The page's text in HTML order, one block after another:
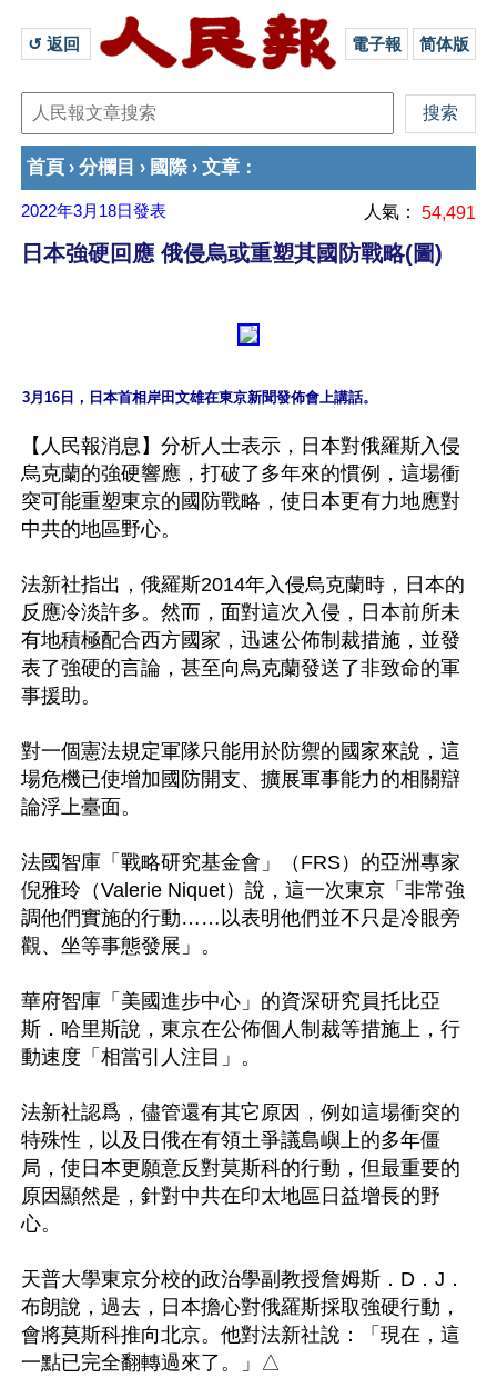
↺ 返回 電子報 简体版
首頁 › 分欄目 › 國際› 文章 ：
2022年3月18日發表 人氣： 54,491
日本強硬回應 俄侵烏或重塑其國防戰略(圖)
【人民報消息】分析人士表示，日本對俄羅斯入侵
烏克蘭的強硬響應，打破了多年來的慣例，這場衝
突可能重塑東京的國防戰略，使日本更有力地應對
中共的地區野心。
法新社指出，俄羅斯2014年入侵烏克蘭時，日本的
反應冷淡許多。然而，面對這次入侵，日本前所未
有地積極配合西方國家，迅速公佈制裁措施，並發
表了強硬的言論，甚至向烏克蘭發送了非致命的軍
事援助。
對一個憲法規定軍隊只能用於防禦的國家來說，這
場危機已使增加國防開支、擴展軍事能力的相關辯
論浮上臺面。
法國智庫「戰略研究基金會」（FRS）的亞洲專家
倪雅玲（Valerie Niquet）說，這一次東京「非常強
調他們實施的行動……以表明他們並不只是冷眼旁
觀、坐等事態發展」。
華府智庫「美國進步中心」的資深研究員托比亞
斯．哈里斯說，東京在公佈個人制裁等措施上，行
動速度「相當引人注目」。
法新社認爲，儘管還有其它原因，例如這場衝突的
特殊性，以及日俄在有領土爭議島嶼上的多年僵
局，使日本更願意反對莫斯科的行動，但最重要的
原因顯然是，針對中共在印太地區日益增長的野
心。
天普大學東京分校的政治學副教授詹姆斯．D．J．
布朗說，過去，日本擔心對俄羅斯採取強硬行動，
會將莫斯科推向北京。他對法新社說：「現在，這